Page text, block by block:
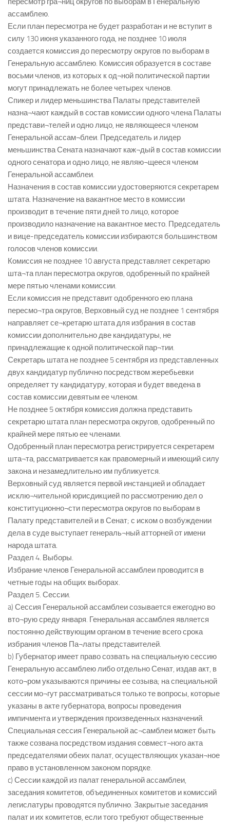
ассамблею.
Если план пересмотра не будет разработан и не вступит в
силу 130 июня указанного года, не позднее 10 июля
создается комиссия до пересмотру округов по выборам в
Генеральную ассамблею. Комиссия образуется в составе
восьми членов, из которых к од¬ной политической партии
могут принадлежать не более четырех членов.
Спикер и лидер меньшинства Палаты представителей
назна¬чают каждый в состав комиссии одного члена Палаты
представи¬телей и одно лицо, не являющееся членом
Генеральной ассам¬блеи. Председатель и лидер
меньшинства Сената назначают каж¬дый в состав комиссии
одного сенатора и одно лицо, не являю¬щееся членом
Генеральной ассамблеи.
Назначения в состав комиссии удостоверяются секретарем
штата. Назначение на вакантное место в комиссии
производит в течение пяти дней то лицо, которое
производило назначение на вакантное место. Председатель
и вице-председатель комиссии избираются большинством
голосов членов комиссии.
Комиссия не позднее 10 августа представляет секретарю
шта¬та план пересмотра округов, одобренный по крайней
мере пятью членами комиссии.
Если комиссия не представит одобренного ею плана
пересмо¬тра округов, Верховный суд не позднее 1 сентября
направляет се¬кретарю штата для избрания в состав
комиссии дополнительно две кандидатуры, не
принадлежащие к одной политической пар¬тии.
Секретарь штата не позднее 5 сентября из представленных
двух кандидатур публично посредством жеребьевки
определяет ту кандидатуру, которая и будет введена в
состав комиссии девятым ее членом.
Не позднее 5 октября комиссия должна представить
секретарю штата план пересмотра округов, одобренный по
крайней мере пятью ее членами.
Одобренный план пересмотра регистрируется секретарем
шта¬та, рассматривается как правомерный и имеющий силу
закона и незамедлительно им публикуется.
Верховный суд является первой инстанцией и обладает
исклю¬чительной юрисдикцией по рассмотрению дел о
конституционно¬сти пересмотра округов по выборам в
Палату представителей и в Сенат; с иском о возбуждении
дела в суде выступает генераль¬ный атторней от имени
народа штата.
Раздел 4. Выборы.
Избрание членов Генеральной ассамблеи проводится в
четные годы на общих выборах.
Раздел 5. Сессии.
a) Сессия Генеральной ассамблеи созывается ежегодно во
вто¬рую среду января. Генеральная ассамблея является
постоянно действующим органом в течение всего срока
избрания членов Па¬латы представителей.
b) Губернатор имеет право созвать на специальную сессию
Генеральную ассамблею либо отдельно Сенат, издав акт, в
кото¬ром указываются причины ее созыва; на специальной
сессии мо¬гут рассматриваться только те вопросы, которые
указаны в акте губернатора, вопросы проведения
импичмента и утверждения произведенных назначений.
Специальная сессия Генеральной ас¬самблеи может быть
также созвана посредством издания совмест¬ного акта
председателями обеих палат, осуществляющих указан¬ное
право в установленном законом порядке.
c) Сессии каждой из палат генеральной ассамблеи,
заседания комитетов, объединенных комитетов и комиссий
легислатуры проводятся публично. Закрытые заседания
палат и их комитетов, если того требуют общественные